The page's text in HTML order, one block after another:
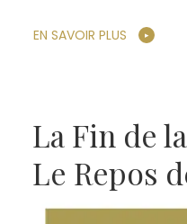
EN SAVOIR PLUS
La Fin de
Le Repos